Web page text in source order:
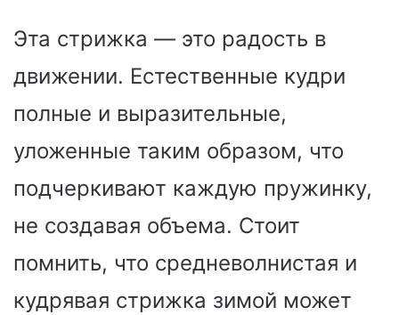
Эта стрижка — это радость в
движении. Естественные кудри
полные и выразительные,
уложенные таким образом, что
подчеркивают каждую пружинку,
не создавая объема. Стоит
помнить, что средневолнистая и
кудрявая стрижка зимой может